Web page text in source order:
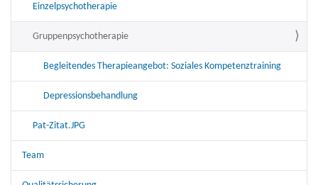
Einzelpsychotherapie
Gruppenpsychotherapie
Begleitendes Therapieangebot: Soziales Kompetenztraining
Depressionsbehandlung
Pat-Zitat.JPG
Team